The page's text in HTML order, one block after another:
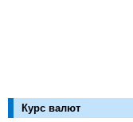
Курс валют